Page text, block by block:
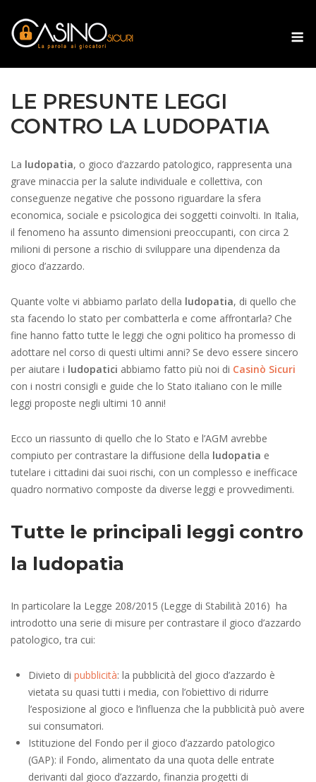
content
LE PRESUNTE LEGGI
CONTRO LA LUDOPATIA
La ludopatia, o gioco d’azzardo patologico, rappresenta una
grave minaccia per la salute individuale e collettiva, con
conseguenze negative che possono riguardare la sfera
economica, sociale e psicologica dei soggetti coinvolti. In Italia,
il fenomeno ha assunto dimensioni preoccupanti, con circa 2
milioni di persone a rischio di sviluppare una dipendenza da
gioco d’azzardo.
Quante volte vi abbiamo parlato della ludopatia, di quello che
sta facendo lo stato per combatterla e come affrontarla? Che
fine hanno fatto tutte le leggi che ogni politico ha promesso di
adottare nel corso di questi ultimi anni? Se devo essere sincero
per aiutare i ludopatici abbiamo fatto più noi di Casinò Sicuri
con i nostri consigli e guide che lo Stato italiano con le mille
leggi proposte negli ultimi 10 anni!
Ecco un riassunto di quello che lo Stato e l’AGM avrebbe
compiuto per contrastare la diffusione della ludopatia e
tutelare i cittadini dai suoi rischi, con un complesso e inefficace
quadro normativo composte da diverse leggi e provvedimenti.
Tutte le principali leggi contro
la ludopatia
In particolare la Legge 208/2015 (Legge di Stabilità 2016) ha
introdotto una serie di misure per contrastare il gioco d’azzardo
patologico, tra cui:
Divieto di pubblicità: la pubblicità del gioco d’azzardo è
vietata su quasi tutti i media, con l’obiettivo di ridurre
l’esposizione al gioco e l’influenza che la pubblicità può avere
sui consumatori.
Istituzione del Fondo per il gioco d’azzardo patologico
(GAP): il Fondo, alimentato da una quota delle entrate
derivanti dal gioco d’azzardo, finanzia progetti di